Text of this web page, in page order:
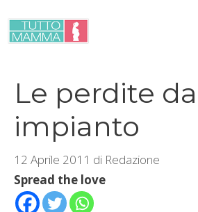
contenuto
Le perdite da
impianto
12 Aprile 2011 di Redazione
Spread the love